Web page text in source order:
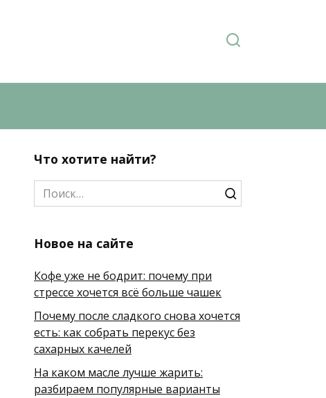
Что хотите найти?
Search
for:
Новое на сайте
Кофе уже не бодрит: почему при
стрессе хочется всё больше чашек
Почему после сладкого снова хочется
есть: как собрать перекус без
сахарных качелей
На каком масле лучше жарить:
разбираем популярные варианты